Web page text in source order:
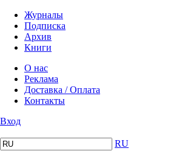
Журналы
Подписка
Архив
Книги
О нас
Реклама
Доставка / Оплата
Контакты
Вход
RU